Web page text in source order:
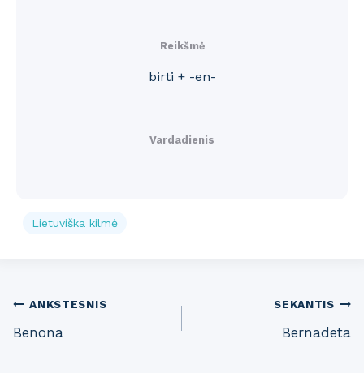
Reikšmė
birti + -en-
Vardadienis
Lietuviška kilmė
Post
navigation
ANKSTESNIS
Benona
SEKANTIS
Bernadeta